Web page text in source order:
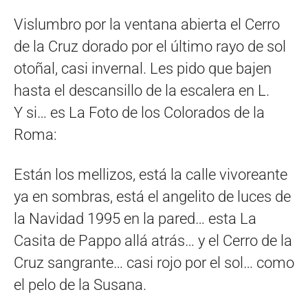
Vislumbro por la ventana abierta el Cerro
de la Cruz dorado por el último rayo de sol
otoñal, casi invernal. Les pido que bajen
hasta el descansillo de la escalera en L.
Y si… es La Foto de los Colorados de la
Roma:
Están los mellizos, está la calle vivoreante
ya en sombras, está el angelito de luces de
la Navidad 1995 en la pared… esta La
Casita de Pappo allá atrás… y el Cerro de la
Cruz sangrante… casi rojo por el sol… como
el pelo de la Susana.